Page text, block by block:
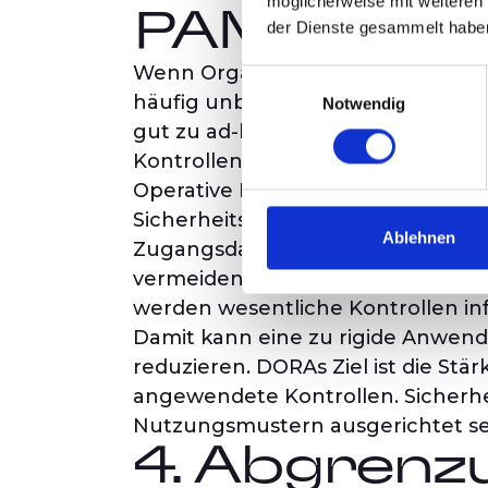
der Dienste gesammelt
Einwilligungsauswahl
Notwendig
Ablehnen
PAM in
Wenn Organisationen
häufig unbeabsichtigte
gut zu ad-hoc-
Kontrollen undifferenziert
Operative Reibung ist nicht nur
Sicherheitskontrollen
Zugangsdaten teilen,
vermeiden, oder kritische
werden wesentliche Kontrollen
Damit kann eine zu rigide
reduzieren. DORAs Ziel ist die
angewendete Kontrollen.
Nutzungsmustern ausgerichtet
4.